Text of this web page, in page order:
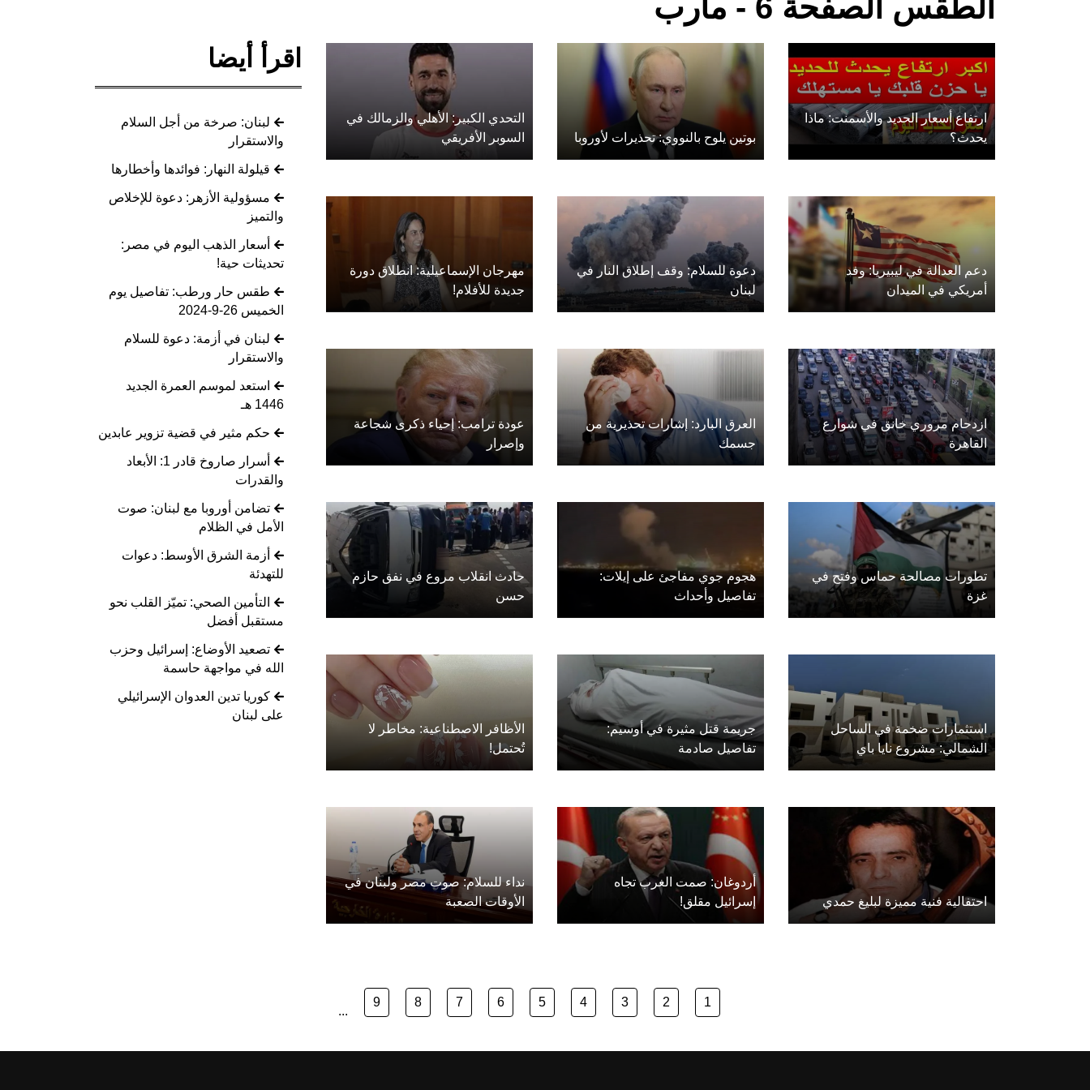
الطقس الصفحة 6 - مأرب
ارتفاع أسعار الحديد والأسمنت: ماذا
يحدث؟
بوتين يلوح بالنووي: تحذيرات لأوروبا
التحدي الكبير: الأهلي والزمالك في
السوبر الأفريقي
دعم العدالة في ليبيريا: وفد
أمريكي في الميدان
دعوة للسلام: وقف إطلاق النار في
لبنان
مهرجان الإسماعيلية: انطلاق دورة
جديدة للأفلام!
ازدحام مروري خانق في شوارع
القاهرة
العرق البارد: إشارات تحذيرية من
جسمك
عودة ترامب: إحياء ذكرى شجاعة
وإصرار
تطورات مصالحة حماس وفتح في
غزة
هجوم جوي مفاجئ على إيلات:
تفاصيل وأحداث
حادث انقلاب مروع في نفق حازم
حسن
استثمارات ضخمة في الساحل
الشمالي: مشروع نايا باي
جريمة قتل مثيرة في أوسيم:
تفاصيل صادمة
الأظافر الاصطناعية: مخاطر لا
تُحتمل!
احتفالية فنية مميزة لبليغ حمدي
أردوغان: صمت الغرب تجاه
إسرائيل مقلق!
نداء للسلام: صوت مصر ولبنان في
الأوقات الصعبة
اقرأ أيضا
لبنان: صرخة من أجل السلام
والاستقرار
قيلولة النهار: فوائدها وأخطارها
مسؤولية الأزهر: دعوة للإخلاص
والتميز
أسعار الذهب اليوم في مصر:
تحديثات حية!
طقس حار ورطب: تفاصيل يوم
الخميس 26-9-2024
لبنان في أزمة: دعوة للسلام
والاستقرار
استعد لموسم العمرة الجديد
1446 هـ
حكم مثير في قضية تزوير عابدين
أسرار صاروخ قادر 1: الأبعاد
والقدرات
تضامن أوروبا مع لبنان: صوت
الأمل في الظلام
أزمة الشرق الأوسط: دعوات
للتهدئة
التأمين الصحي: تميّز القلب نحو
مستقبل أفضل
تصعيد الأوضاع: إسرائيل وحزب
الله في مواجهة حاسمة
كوريا تدين العدوان الإسرائيلي
على لبنان
1
2
3
4
5
6
7
8
9
...